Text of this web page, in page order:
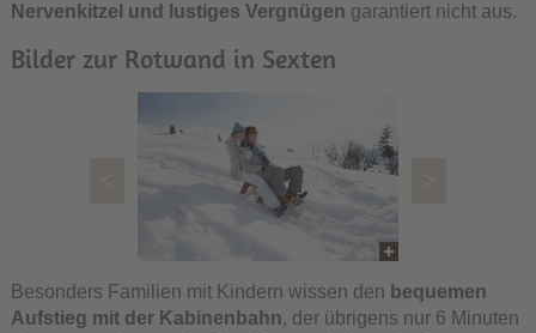
Nervenkitzel und lustiges Vergnügen garantiert nicht aus.
Bilder zur Rotwand in Sexten
Besonders Familien mit Kindern wissen den bequemen
Aufstieg mit der Kabinenbahn, der übrigens nur 6 Minuten